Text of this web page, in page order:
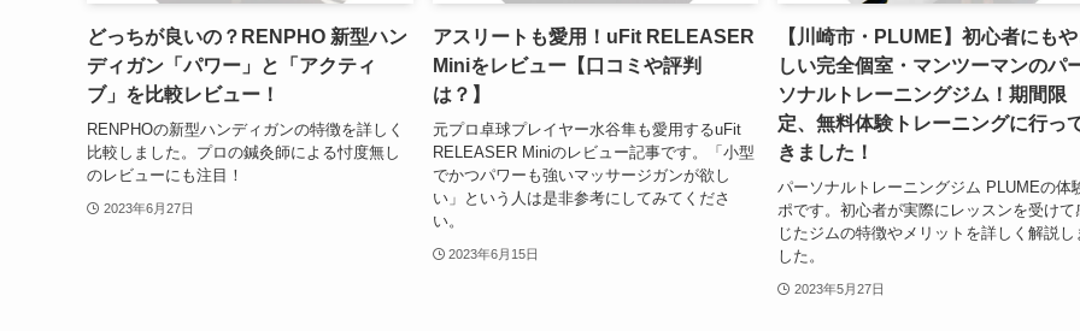
どっちが良いの？RENPHO 新型ハン
ディガン「パワー」と「アクティ
ブ」を比較レビュー！
RENPHOの新型ハンディガンの特徴を詳しく
比較しました。プロの鍼灸師による忖度無し
のレビューにも注目！
2023年6月27日
アスリートも愛用！uFit RELEASER
Miniをレビュー【口コミや評判
は？】
元プロ卓球プレイヤー水谷隼も愛用するuFit
RELEASER Miniのレビュー記事です。「小型
でかつパワーも強いマッサージガンが欲し
い」という人は是非参考にしてみてくださ
い。
2023年6月15日
【川崎市・PLUME】初心者にもや
しい完全個室・マンツーマンのパ
ソナルトレーニングジム！期間限
定、無料体験トレーニングに行っ
きました！
パーソナルトレーニングジム PLUMEの体
ポです。初心者が実際にレッスンを受けて
じたジムの特徴やメリットを詳しく解説し
した。
2023年5月27日